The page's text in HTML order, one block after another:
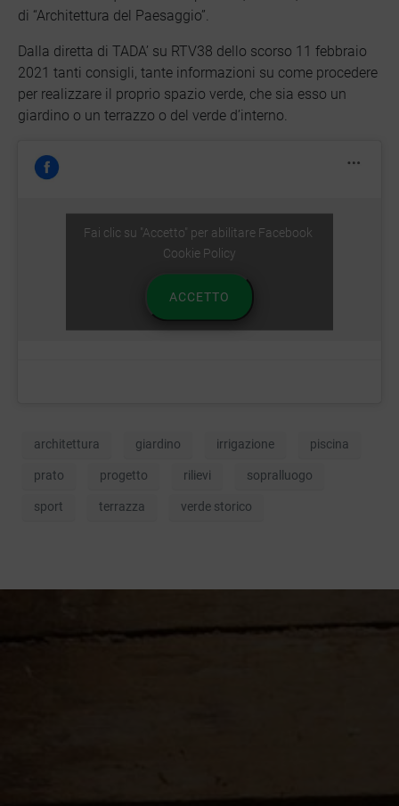
di “Architettura del Paesaggio”.
Dalla diretta di TADA’ su RTV38 dello scorso 11 febbraio
2021 tanti consigli, tante informazioni su come procedere
per realizzare il proprio spazio verde, che sia esso un
giardino o un terrazzo o del verde d’interno.
Fai clic su "Accetto" per abilitare Facebook
Cookie Policy
ACCETTO
architettura giardino irrigazione piscina
prato progetto rilievi sopralluogo
sport terrazza verde storico